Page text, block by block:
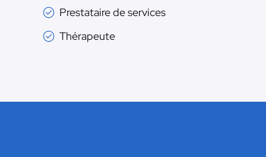
Prestataire de services
Thérapeute